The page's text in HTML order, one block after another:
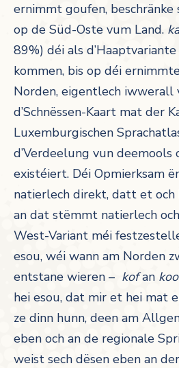
ernimmt goufen, beschränke
op de Süd-Oste vum Land.
89%) déi als
kommen, bis op déi
Norden, eigentlech iwwerall
d’Schnëssen-Kaart mat der
Luxemburgischen
d’Verdeelung vun deemools
existéiert. Déi Opmierksam
natierlech direkt, datt et och
an dat stëmmt natierlech
West-Variant méi
esou, wéi wann am Norden
entstane wieren – kofan
hei esou, dat mir et hei mat
ze dinn hunn, deen am
eben och an de regionale
weist sech dësen eben an